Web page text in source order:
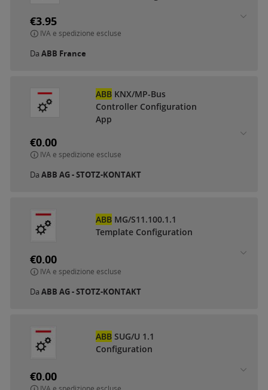
€3.95
IVA e spedizione escluse
Da ABB France
ABB KNX/MP-Bus
Controller Configuration
App
€0.00
IVA e spedizione escluse
Da ABB AG - STOTZ-KONTAKT
ABB MG/S11.100.1.1
Template Configuration
€0.00
IVA e spedizione escluse
Da ABB AG - STOTZ-KONTAKT
ABB SUG/U 1.1
Configuration
€0.00